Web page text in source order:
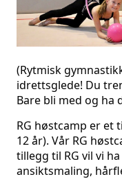
(Rytmisk
idrettsglede! Du
Bare bli med og ha
RG høstcamp er et
12 år). Vår RG
tillegg til RG vil vi
ansiktsmaling,